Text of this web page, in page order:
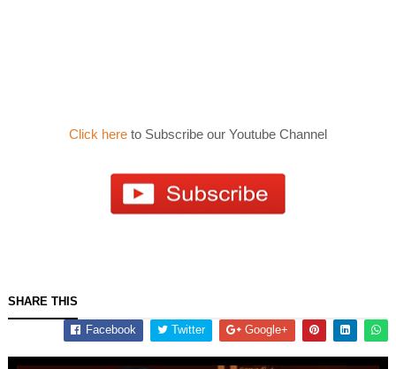
Click here to Subscribe our Youtube Channel
SHARE THIS
Facebook Twitter Google+